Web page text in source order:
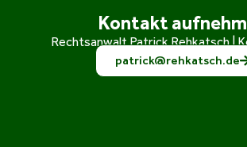
Kontakt
Rechtsanwalt Patrick Rehkatsch |
patrick@rehkatsch.de